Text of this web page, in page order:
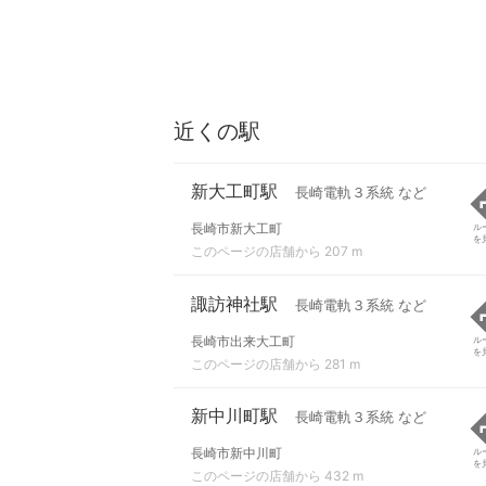
近くの駅
新大工町駅 長崎電軌３系統 など
長崎市新大工町
このページの店舗から 207 m
ル
を
諏訪神社駅 長崎電軌３系統 など
長崎市出来大工町
このページの店舗から 281 m
ル
を
新中川町駅 長崎電軌３系統 など
長崎市新中川町
このページの店舗から 432 m
ル
を